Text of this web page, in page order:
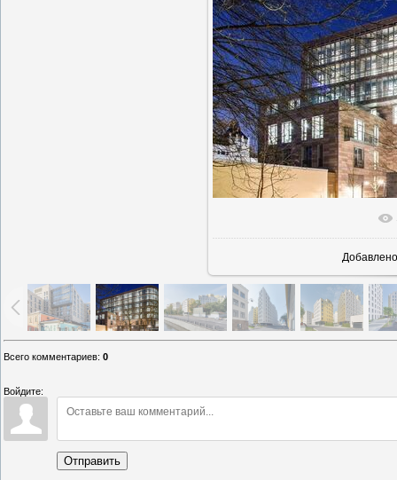
В
Добавлено
Всего комментариев: 0
Войдите:
Отправить